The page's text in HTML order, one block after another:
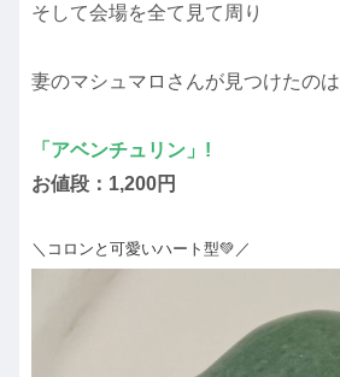
そして会場を全て見て周り
妻のマシュマロさんが見つけたのは
「アベンチュリン」!
お値段：1,200円
＼コロンと可愛いハート型💚／